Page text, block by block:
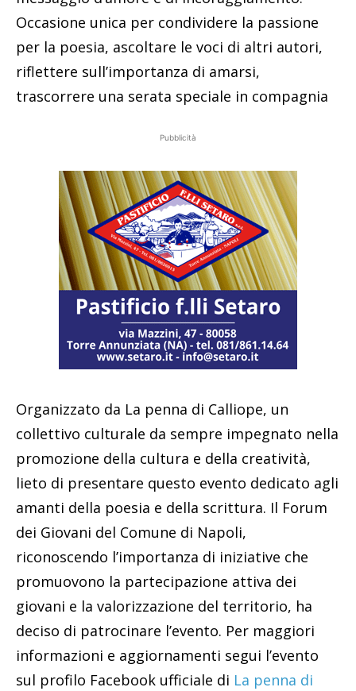
Occasione unica per condividere la passione
per la poesia, ascoltare le voci di altri autori,
riflettere sull’importanza di amarsi,
trascorrere una serata speciale in compagnia
Pubblicità
Organizzato da La penna di Calliope, un
collettivo culturale da sempre impegnato nella
promozione della cultura e della creatività,
lieto di presentare questo evento dedicato agli
amanti della poesia e della scrittura. Il Forum
dei Giovani del Comune di Napoli,
riconoscendo l’importanza di iniziative che
promuovono la partecipazione attiva dei
giovani e la valorizzazione del territorio, ha
deciso di patrocinare l’evento. Per maggiori
informazioni e aggiornamenti segui l’evento
sul profilo Facebook ufficiale di La penna di